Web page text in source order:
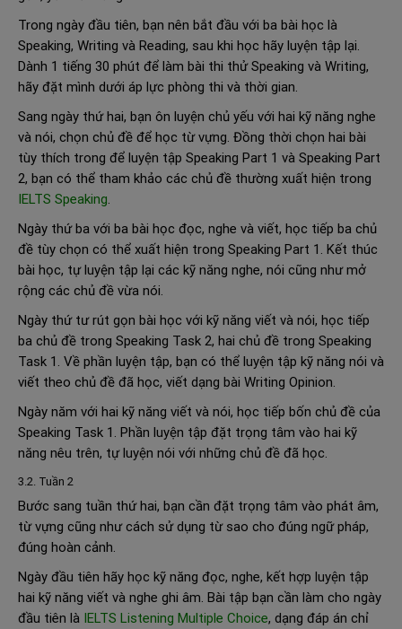
Trong ngày đầu tiên, bạn nên bắt đầu với ba bài học là
Speaking, Writing và Reading, sau khi học hãy luyện tập lại.
Dành 1 tiếng 30 phút để làm bài thi thử Speaking và Writing,
hãy đặt mình dưới áp lực phòng thi và thời gian.
Sang ngày thứ hai, bạn ôn luyện chủ yếu với hai kỹ năng nghe
và nói, chọn chủ đề để học từ vựng. Đồng thời chọn hai bài
tùy thích trong để luyện tập Speaking Part 1 và Speaking Part
2, bạn có thể tham khảo các chủ đề thường xuất hiện trong
IELTS Speaking
Ngày thứ ba với ba bài học đọc, nghe và viết, học tiếp ba chủ
đề tùy chọn có thể xuất hiện trong Speaking Part 1. Kết thúc
bài học, tự luyện tập lại các kỹ năng nghe, nói cũng như mở
rộng các chủ đề vừa nói.
Ngày thứ tư rút gọn bài học với kỹ năng viết và nói, học tiếp
ba chủ đề trong Speaking Task 2, hai chủ đề trong Speaking
Task 1. Về phần luyện tập, bạn có thể luyện tập kỹ năng nói và
viết theo chủ đề đã học, viết dạng bài Writing Opinion.
Ngày năm với hai kỹ năng viết và nói, học tiếp bốn chủ đề của
Speaking Task 1. Phần luyện tập đặt trọng tâm vào hai kỹ
năng nêu trên, tự luyện nói với những chủ đề đã học.
3.2. Tuần 2
Bước sang tuần thứ hai, bạn cần đặt trọng tâm vào phát âm,
từ vựng cũng như cách sử dụng từ sao cho đúng ngữ pháp,
đúng hoàn cảnh.
Ngày đầu tiên hãy học kỹ năng đọc, nghe, kết hợp luyện tập
hai kỹ năng viết và nghe ghi âm. Bài tập bạn cần làm cho ngày
đầu tiên là IELTS Listening Multiple Choice, dạng đáp án chỉ